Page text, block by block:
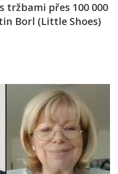
tržbami přes 100 000
Borl (Little Shoes)